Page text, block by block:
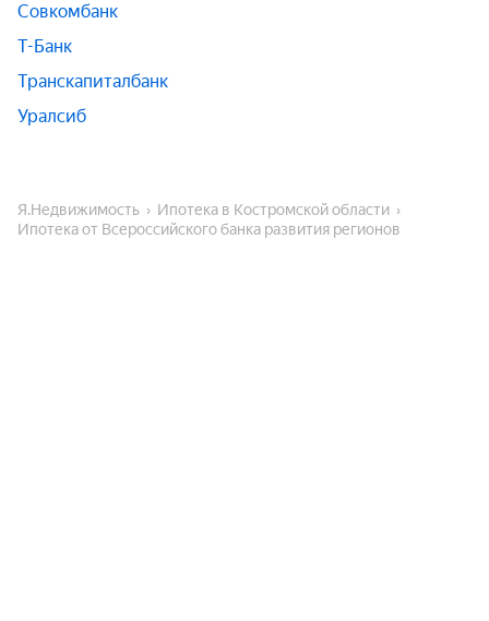
Совкомбанк
Т-Банк
Транскапиталбанк
Уралсиб
Я.Недвижимость
Ипотека в Костромской области
Ипотека от Всероссийского банка развития регионов